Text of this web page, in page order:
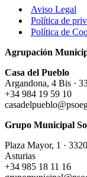
Aviso Legal
Política de
Política de
Agrupación
Casa del Pueblo
Argandona, 4 Bis ·
+34 984 19 59 10
Grupo Municipal
Plaza Mayor, 1 ·
Asturias
+34 985 18 11 16